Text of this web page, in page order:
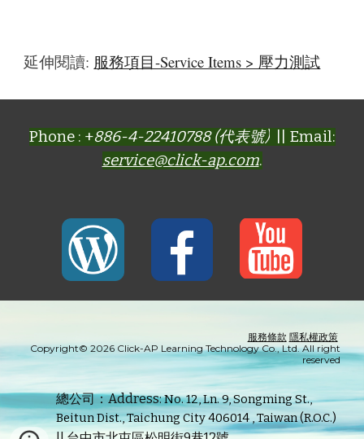
延伸閱讀: 服務項目-Service Items‎ > ‎壓力測試
Phone : +886-4-22410788 (代表號)|| Email:
service@click-ap.com.
服務條款 隱私權政策
Copyright© 2026 Click-AP Learning Technology Co., Ltd. All right
reserved
總公司：Address:No. 12, Ln. 9, Songming St.,
Beitun Dist., Taichung City 406014 , Taiwan (R.O.C.)